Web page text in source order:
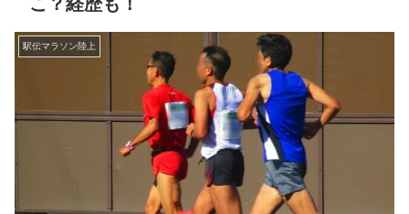
駅伝マラソン陸上